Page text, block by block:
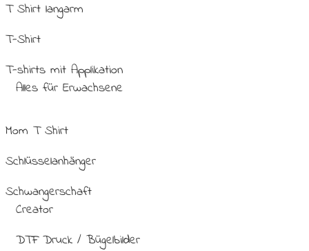
T Shirt langarm
T-Shirt
T-shirts mit Applikation
Alles für Erwachsene
Mom T Shirt
Schlüsselanhänger
Schwangerschaft
Creator
DTF Druck / Bügelbilder